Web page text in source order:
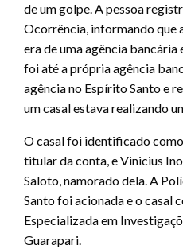
de um golpe. A pessoa
Ocorrência, informando que
era de uma agência bancária
foi até a própria agência
agência no Espírito Santo e
um casal estava realizando
O casal foi identificado
titular da conta, e Vinicius
Saloto, namorado dela. A
Santo foi acionada e o casal
Especializada em
Guarapari.